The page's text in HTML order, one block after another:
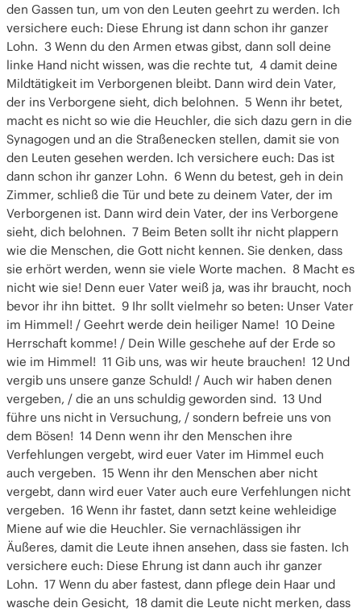
den Gassen tun, um von den Leuten geehrt zu werden. Ich
versichere euch: Diese Ehrung ist dann schon ihr ganzer
Lohn. 3 Wenn du den Armen etwas gibst, dann soll deine
linke Hand nicht wissen, was die rechte tut, 4 damit deine
Mildtätigkeit im Verborgenen bleibt. Dann wird dein Vater,
der ins Verborgene sieht, dich belohnen. 5 Wenn ihr betet,
macht es nicht so wie die Heuchler, die sich dazu gern in die
Synagogen und an die Straßenecken stellen, damit sie von
den Leuten gesehen werden. Ich versichere euch: Das ist
dann schon ihr ganzer Lohn. 6 Wenn du betest, geh in dein
Zimmer, schließ die Tür und bete zu deinem Vater, der im
Verborgenen ist. Dann wird dein Vater, der ins Verborgene
sieht, dich belohnen. 7 Beim Beten sollt ihr nicht plappern
wie die Menschen, die Gott nicht kennen. Sie denken, dass
sie erhört werden, wenn sie viele Worte machen. 8 Macht es
nicht wie sie! Denn euer Vater weiß ja, was ihr braucht, noch
bevor ihr ihn bittet. 9 Ihr sollt vielmehr so beten: Unser Vater
im Himmel! / Geehrt werde dein heiliger Name! 10 Deine
Herrschaft komme! / Dein Wille geschehe auf der Erde so
wie im Himmel! 11 Gib uns, was wir heute brauchen! 12 Und
vergib uns unsere ganze Schuld! / Auch wir haben denen
vergeben, / die an uns schuldig geworden sind. 13 Und
führe uns nicht in Versuchung, / sondern befreie uns von
dem Bösen! 14 Denn wenn ihr den Menschen ihre
Verfehlungen vergebt, wird euer Vater im Himmel euch
auch vergeben. 15 Wenn ihr den Menschen aber nicht
vergebt, dann wird euer Vater auch eure Verfehlungen nicht
vergeben. 16 Wenn ihr fastet, dann setzt keine wehleidige
Miene auf wie die Heuchler. Sie vernachlässigen ihr
Äußeres, damit die Leute ihnen ansehen, dass sie fasten. Ich
versichere euch: Diese Ehrung ist dann auch ihr ganzer
Lohn. 17 Wenn du aber fastest, dann pflege dein Haar und
wasche dein Gesicht, 18 damit die Leute nicht merken, dass